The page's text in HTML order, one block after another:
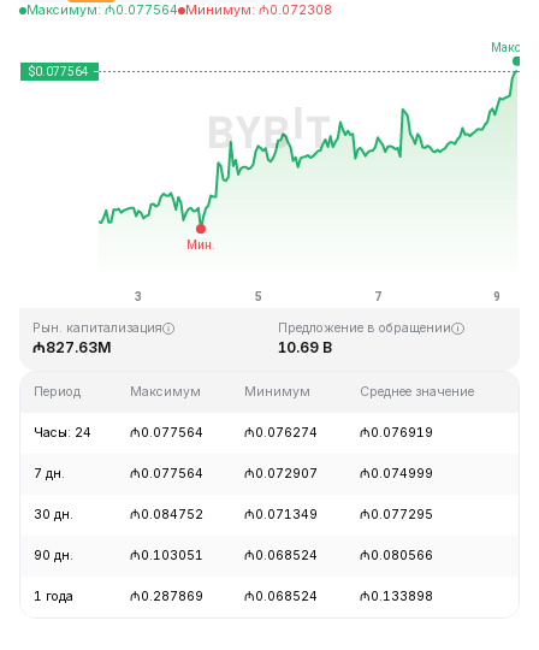
Максимум: ₼0.077564 Минимум: ₼0.072308
Последнее обновление: 08:01 GMT+0 2026-08-09
Рын. капитализация
₼827.63M
Предложение в обращении
10.69 B
Период Максимум Минимум Среднее значение
Часы: 24 ₼0.077564 ₼0.076274 ₼0.076919
7 дн. ₼0.077564 ₼0.072907 ₼0.074999
30 дн. ₼0.084752 ₼0.071349 ₼0.077295
90 дн. ₼0.103051 ₼0.068524 ₼0.080566
1 года ₼0.287869 ₼0.068524 ₼0.133898